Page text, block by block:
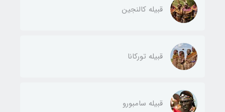
قبیله کالنجین
قبیله تورکانا
قبیله سامبورو